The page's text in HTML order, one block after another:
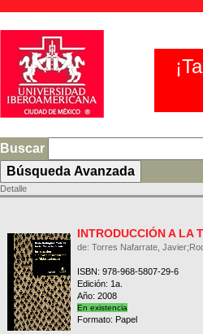
Buscar
Detalle
INTRODUCCIÓN A LA
de: Torres Nafarrate,
ISBN: 978-968-5807-29-6
Edición: 1a.
Año: 2008
En existencia
Formato: Papel